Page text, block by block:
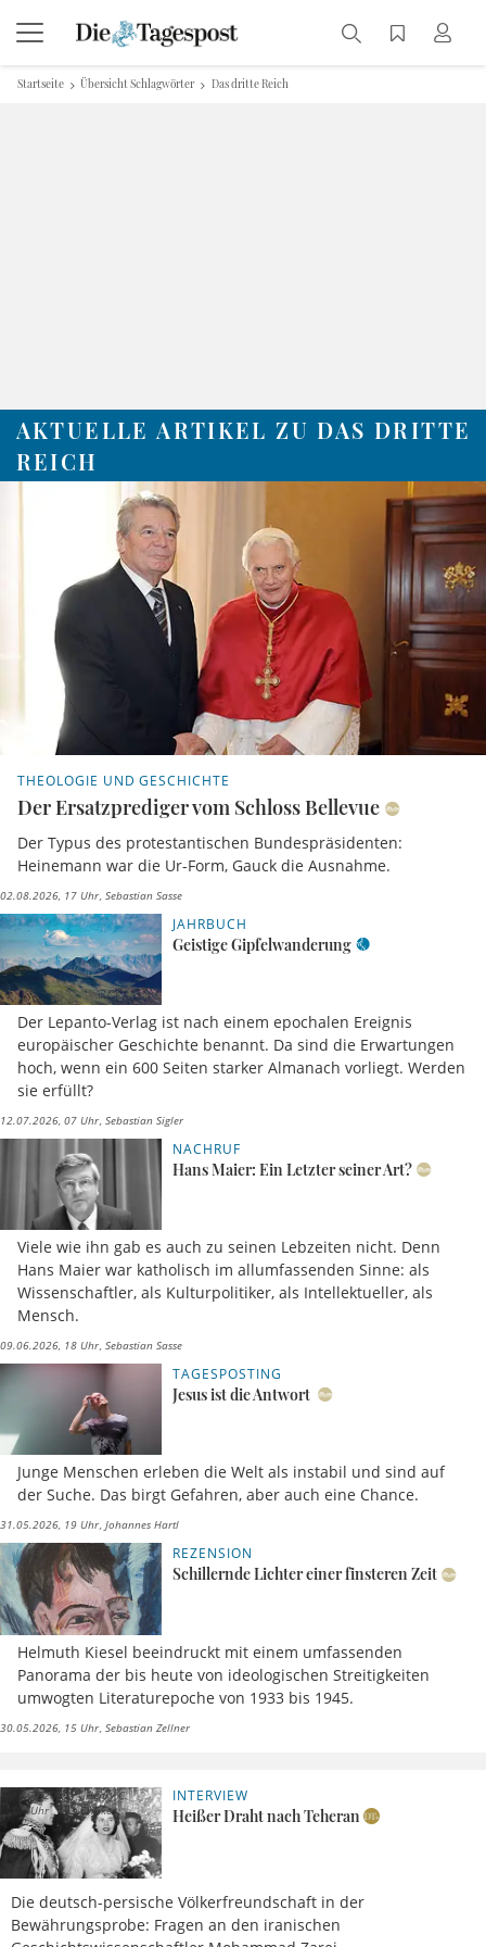
Startseite Übersicht Schlagwörter Das dritte Reich
AKTUELLE ARTIKEL ZU DAS DRITTE
REICH
THEOLOGIE UND GESCHICHTE
Der Ersatzprediger vom Schloss Bellevue
Der Typus des protestantischen Bundespräsidenten:
Heinemann war die Ur-Form, Gauck die Ausnahme.
02.08.2026, 17 Uhr Sebastian Sasse
JAHRBUCH
Geistige Gipfelwanderung
Der Lepanto-Verlag ist nach einem epochalen Ereignis
europäischer Geschichte benannt. Da sind die Erwartungen
hoch, wenn ein 600 Seiten starker Almanach vorliegt. Werden
sie erfüllt?
12.07.2026, 07 Uhr Sebastian Sigler
NACHRUF
Hans Maier: Ein Letzter seiner Art?
Viele wie ihn gab es auch zu seinen Lebzeiten nicht. Denn
Hans Maier war katholisch im allumfassenden Sinne: als
Wissenschaftler, als Kulturpolitiker, als Intellektueller, als
Mensch.
09.06.2026, 18 Uhr Sebastian Sasse
TAGESPOSTING
Jesus ist die Antwort
Junge Menschen erleben die Welt als instabil und sind auf
der Suche. Das birgt Gefahren, aber auch eine Chance.
31.05.2026, 19 Uhr Johannes Hartl
REZENSION
Schillernde Lichter einer finsteren Zeit
Helmuth Kiesel beeindruckt mit einem umfassenden
Panorama der bis heute von ideologischen Streitigkeiten
umwogten Literaturepoche von 1933 bis 1945.
30.05.2026, 15 Uhr Sebastian Zellner
INTERVIEW
Heißer Draht nach Teheran
Die deutsch-persische Völkerfreundschaft in der
Bewährungsprobe: Fragen an den iranischen
09.05.2026,
19 Uhr
Henry C.
Brinker